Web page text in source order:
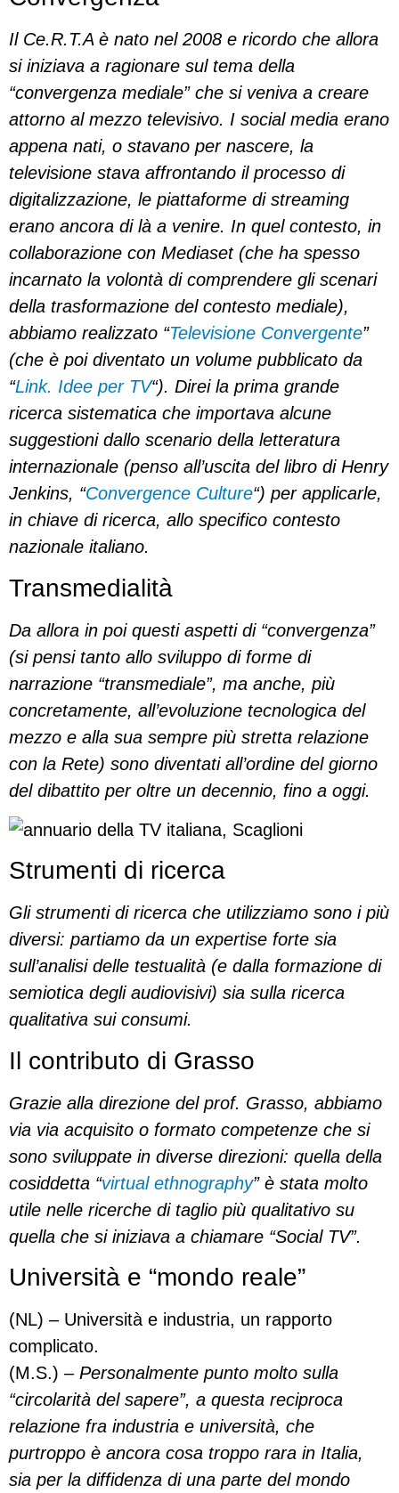
Il Ce.R.T.A è nato nel 2008 e ricordo che allora
si iniziava a ragionare sul tema della
“convergenza mediale” che si veniva a creare
attorno al mezzo televisivo. I social media erano
appena nati, o stavano per nascere, la
televisione stava affrontando il processo di
digitalizzazione, le piattaforme di streaming
erano ancora di là a venire. In quel contesto, in
collaborazione con Mediaset (che ha spesso
incarnato la volontà di comprendere gli scenari
della trasformazione del contesto mediale),
abbiamo realizzato “Televisione Convergente”
(che è poi diventato un volume pubblicato da
“Link. Idee per TV“). Direi la prima grande
ricerca sistematica che importava alcune
suggestioni dallo scenario della letteratura
internazionale (penso all’uscita del libro di Henry
Jenkins, “Convergence Culture“) per applicarle,
in chiave di ricerca, allo specifico contesto
nazionale italiano.
Transmedialità
Da allora in poi questi aspetti di “convergenza”
(si pensi tanto allo sviluppo di forme di
narrazione “transmediale”, ma anche, più
concretamente, all’evoluzione tecnologica del
mezzo e alla sua sempre più stretta relazione
con la Rete) sono diventati all’ordine del giorno
del dibattito per oltre un decennio, fino a oggi.
Strumenti di ricerca
Gli strumenti di ricerca che utilizziamo sono i più
diversi: partiamo da un expertise forte sia
sull’analisi delle testualità (e dalla formazione di
semiotica degli audiovisivi) sia sulla ricerca
qualitativa sui consumi.
Il contributo di Grasso
Grazie alla direzione del prof. Grasso, abbiamo
via via acquisito o formato competenze che si
sono sviluppate in diverse direzioni: quella della
cosiddetta “virtual ethnography” è stata molto
utile nelle ricerche di taglio più qualitativo su
quella che si iniziava a chiamare “Social TV”.
Università e “mondo reale”
(NL) – Università e industria, un rapporto
complicato.
(M.S.) – Personalmente punto molto sulla
“circolarità del sapere”, a questa reciproca
relazione fra industria e università, che
purtroppo è ancora cosa troppo rara in Italia,
sia per la diffidenza di una parte del mondo